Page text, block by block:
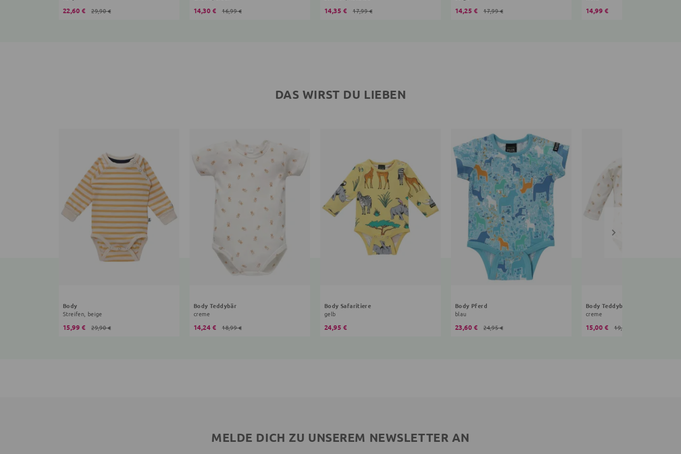
22,60 € 29,90 € 14,30 € 16,99 € 14,35 € 17,99 € 14,25 € 17,99 € 14,99 €
DAS WIRST DU LIEBEN
Body
Streifen, beige
15,99 € 29,90 €
Body Teddybär
creme
14,24 € 18,99 €
Body Safaritiere
gelb
24,95 €
Body Pferd
blau
23,60 € 24,95 €
Body Teddybär
creme
15,00 € 19,99 €
MELDE DICH ZU UNSEREM NEWSLETTER AN